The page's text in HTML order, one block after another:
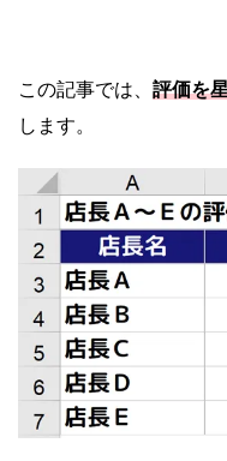
この記事では、 評価を
します。